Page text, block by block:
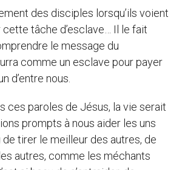
des disciples lorsqu’ils voient
tâche d’esclave… Il le fait
le message du
comme un esclave pour payer
d’entre nous.
ces paroles de Jésus, la vie serait
prompts à nous aider les uns
de tirer le meilleur des autres, de
autres, comme les méchants